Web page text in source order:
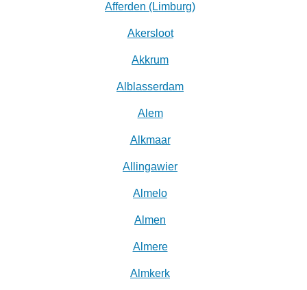
Afferden (Limburg)
Akersloot
Akkrum
Alblasserdam
Alem
Alkmaar
Allingawier
Almelo
Almen
Almere
Almkerk